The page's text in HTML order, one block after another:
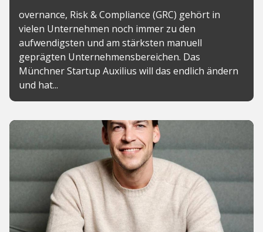
overnance, Risk & Compliance (GRC) gehört in
vielen Unternehmen noch immer zu den
aufwendigsten und am stärksten manuell
geprägten Unternehmensbereichen. Das
Münchner Startup Auxilius will das endlich ändern
und hat...